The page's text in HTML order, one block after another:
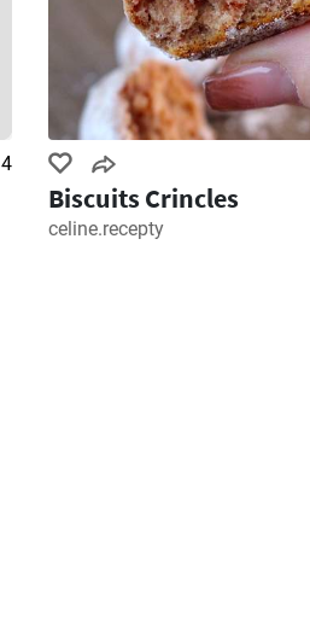
4
Biscuits Crincles
celine.recepty